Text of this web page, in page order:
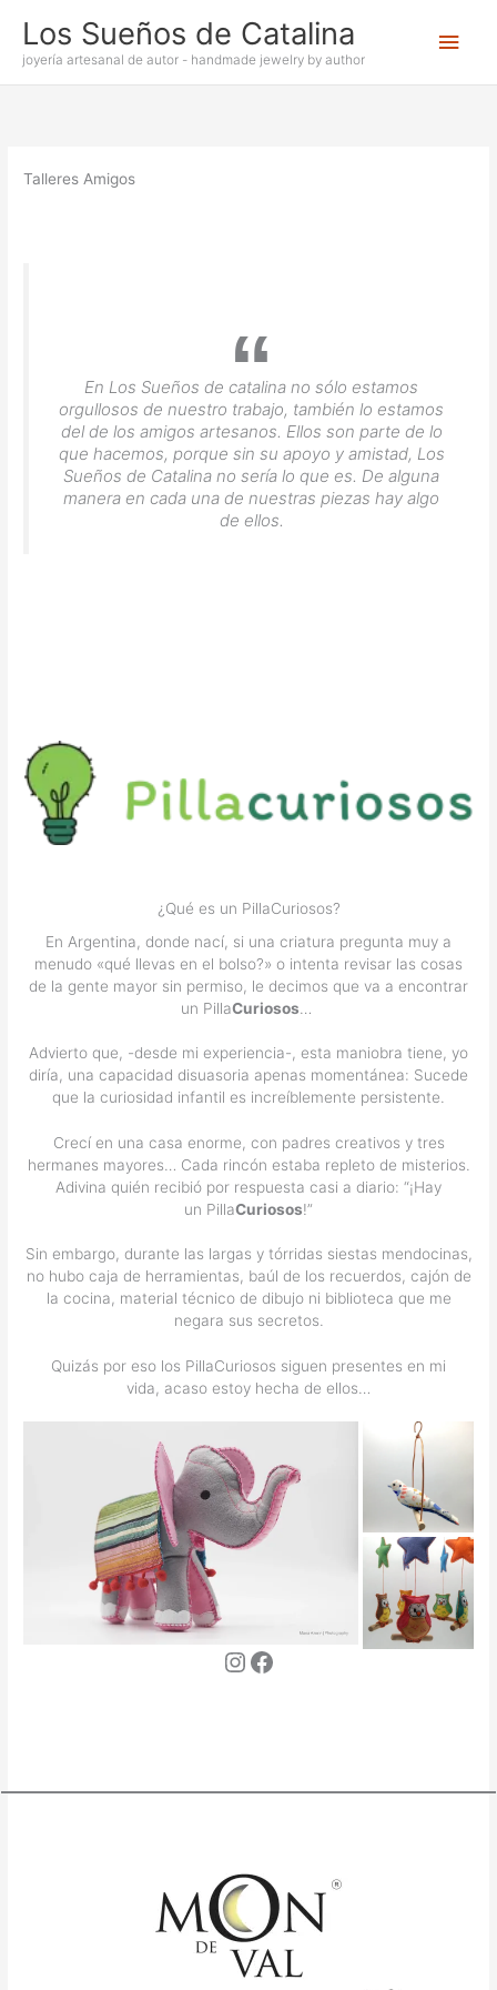
contenido
Los Sueños de Catalina
joyería artesanal de autor - handmade jewelry by author
Talleres Amigos
En Los Sueños de catalina no sólo estamos
orgullosos de nuestro trabajo, también lo estamos
del de los amigos artesanos. Ellos son parte de lo
que hacemos, porque sin su apoyo y amistad, Los
Sueños de Catalina no sería lo que es. De alguna
manera en cada una de nuestras piezas hay algo
de ellos.
¿Qué es un PillaCuriosos?
En Argentina, donde nací, si una criatura pregunta muy a
menudo «qué llevas en el bolso?» o intenta revisar las cosas
de la gente mayor sin permiso, le decimos que va a encontrar
un PillaCuriosos …
Advierto que, -desde mi experiencia-, esta maniobra tiene, yo
diría, una capacidad disuasoria apenas momentánea: Sucede
que la curiosidad infantil es increíblemente persistente.
Crecí en una casa enorme, con padres creativos y tres
hermanes mayores… Cada rincón estaba repleto de misterios.
Adivina quién recibió por respuesta casi a diario: “¡Hay
un PillaCuriosos!”
Sin embargo, durante las largas y tórridas siestas mendocinas,
no hubo caja de herramientas, baúl de los recuerdos, cajón de
la cocina, material técnico de dibujo ni biblioteca que me
negara sus secretos.
Quizás por eso los PillaCuriosos siguen presentes en mi
vida, acaso estoy hecha de ellos…
Instagram
Facebook